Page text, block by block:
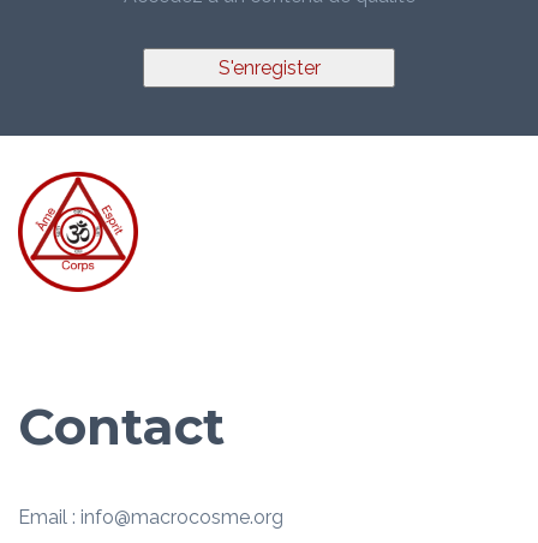
S'enregister
Contact
Email : info@macrocosme.org